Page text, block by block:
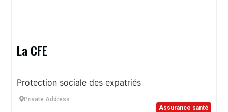
La CFE
Protection sociale des expatriés
Private Address
Assurance santé